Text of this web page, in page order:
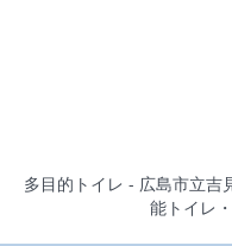
多目的トイレ - 広島市立
能トイレ